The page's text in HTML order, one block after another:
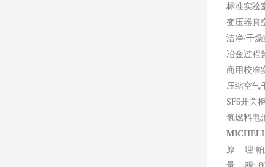
标准实验
变压器真
洁净/干燥
冶金过程
商用校准
压缩空气
SF6开关
氢燃料电
原 理:帕